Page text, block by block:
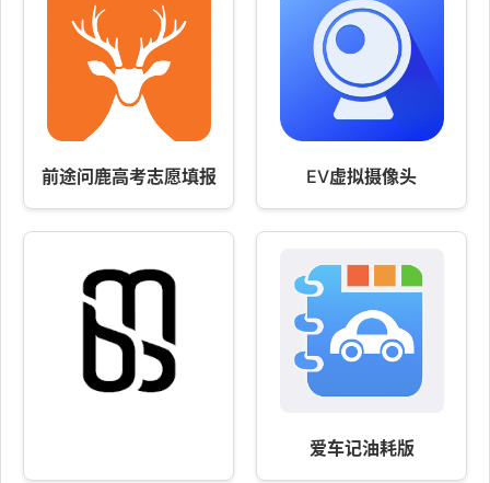
前途问鹿高考志愿填报 EV虚拟摄像头
爱车记油耗版